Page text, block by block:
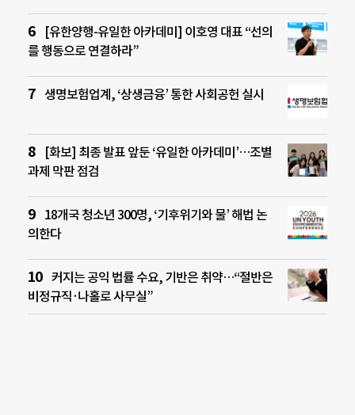
[유한양행-유일한 아카데미] 이호영 대표 “선의
를 행동으로 연결하라”
생명보험업계, ‘상생금융’ 통한 사회공헌 실시
[화보] 최종 발표 앞둔 ‘유일한 아카데미’…조별
과제 막판 점검
18개국 청소년 300명, ‘기후위기와 물’ 해법 논
의한다
커지는 공익 법률 수요, 기반은 취약…“절반은
비정규직·나홀로 사무실”